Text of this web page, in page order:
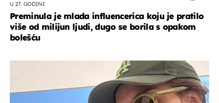
U 27. GODINI
Preminula je mlada influencerica koju je pratilo
više od milijun ljudi, dugo se borila s opakom
bolešću